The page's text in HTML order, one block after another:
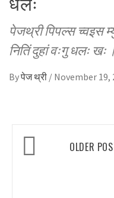
पेजथ्री पिपल्स च्वइस
नितिं दुहां वःगु धलः
Byपेज थ्री / November 19,
Posts
navigation
OLDER